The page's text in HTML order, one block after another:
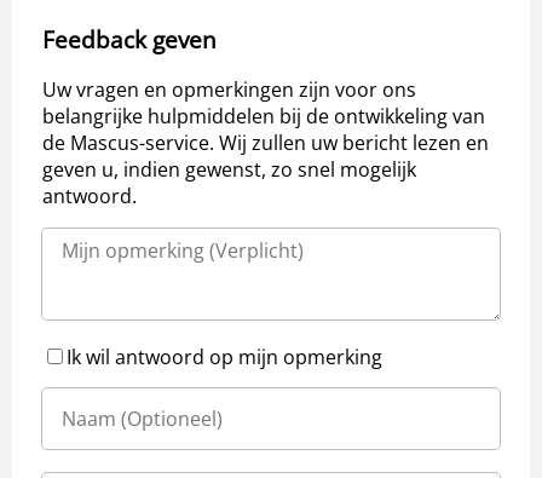
Feedback geven
Uw vragen en opmerkingen zijn voor ons
belangrijke hulpmiddelen bij de ontwikkeling van
de Mascus-service. Wij zullen uw bericht lezen en
geven u, indien gewenst, zo snel mogelijk
antwoord.
Ik wil antwoord op mijn opmerking